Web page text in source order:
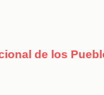
de los